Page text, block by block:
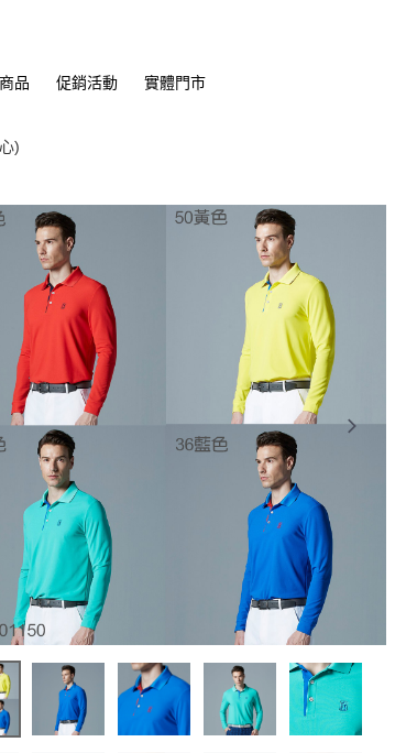
品 促銷活動 實體門市
)